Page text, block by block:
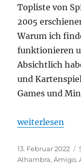
Topliste von
2005
Warum ich
funktionieren
Absichtlich
und
Games und
„Top 10 Spiele
weiterlesen
Veröffentlicht
am
13. Februar 2022
Alhambra,Amigo,